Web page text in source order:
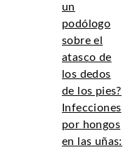
un
podólogo
sobre el
atasco de
los dedos
de los pies?
Infecciones
por hongos
en las uñas: